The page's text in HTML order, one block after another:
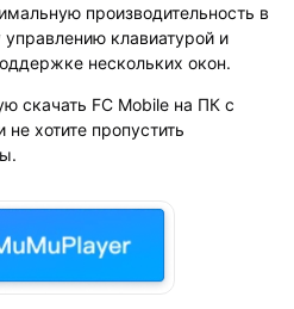
производительность в
клавиатурой и
нескольких окон.
скачать FC Mobileна ПК с
не хотите пропустить